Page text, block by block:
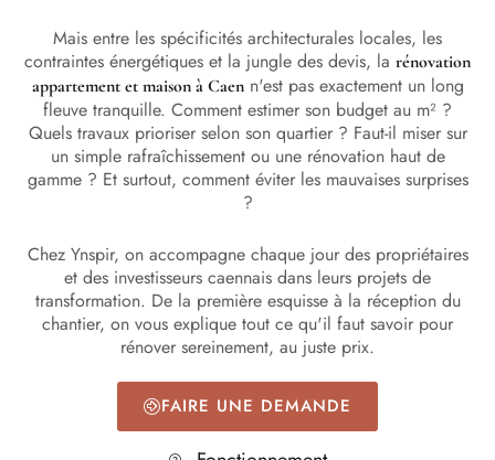
Mais entre les spécificités architecturales locales, les
contraintes énergétiques et la jungle des devis, la rénovation
appartement et maison à Caenn'est pas exactement un long
fleuve tranquille. Comment estimer son budget au m² ?
Quels travaux prioriser selon son quartier ? Faut-il miser sur
un simple rafraîchissement ou une rénovation haut de
gamme ? Et surtout, comment éviter les mauvaises surprises
?
Chez Ynspir, on accompagne chaque jour des propriétaires
et des investisseurs caennais dans leurs projets de
transformation. De la première esquisse à la réception du
chantier, on vous explique tout ce qu'il faut savoir pour
rénover sereinement, au juste prix.
FAIRE UNE DEMANDE